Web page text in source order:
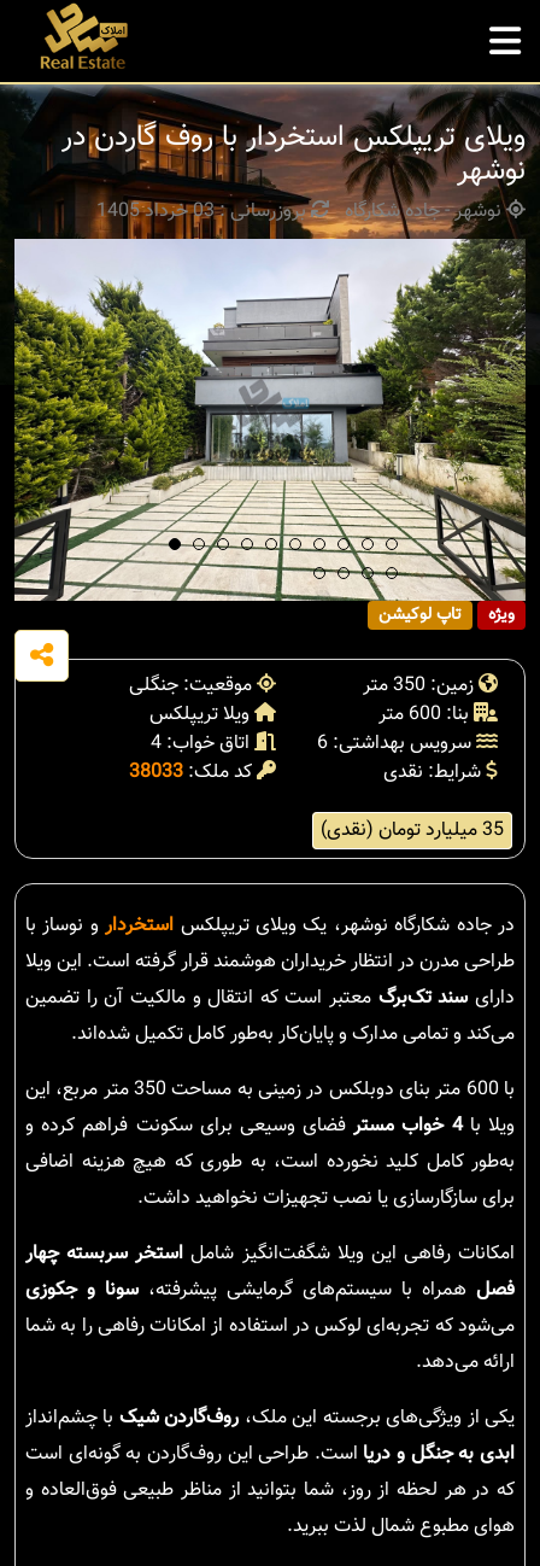
ویلای تریپلکس استخردار با روف گاردن در
نوشهر
نوشهر - جاده شکارگاه بروزرسانی : 03 خرداد 1405
ویژه تاپ لوکیشن
زمین: 350 متر
موقعیت: جنگلی
بنا: 600 متر
ویلا تریپلکس
سرویس بهداشتی: 6
اتاق خواب: 4
شرایط: نقدی
کد ملک: 38033
35 میلیارد تومان (نقدی)
در جاده شکارگاه نوشهر، یک ویلای تریپلکس استخردارو نوساز با
طراحی مدرن در انتظار خریداران هوشمند قرار گرفته است. این ویلا
دارایسند تک‌برگ معتبر است که انتقال و مالکیت آن را تضمین
می‌کند و تمامی مدارک و پایان‌کار به‌طور کامل تکمیل شده‌اند.
با 600 متر بنای دوبلکس در زمینی به مساحت 350 متر مربع، این
ویلا با4 خواب مستر
فضای وسیعی برای سکونت فراهم کرده و
به‌طور کامل کلید نخورده است، به طوری که هیچ هزینه اضافی
برای سازگارسازی یا نصب تجهیزات نخواهید داشت.
امکانات رفاهی این ویلا شگفت‌انگیز شامل استخر سربسته چهار
فصل همراه با سیستم‌های گرمایشی پیشرفته،سونا و جکوزی
می‌شود که تجربه‌ای لوکس در استفاده از امکانات رفاهی را به شما
ارائه می‌دهد.
یکی از ویژگی‌های برجسته این ملک، روف‌گاردن شیک با چشم‌انداز
ابدی به جنگل و دریا است. طراحی این روف‌گاردن به گونه‌ای است
که در هر لحظه از روز، شما بتوانید از مناظر طبیعی فوق‌العاده و
هوای مطبوع شمال لذت ببرید.